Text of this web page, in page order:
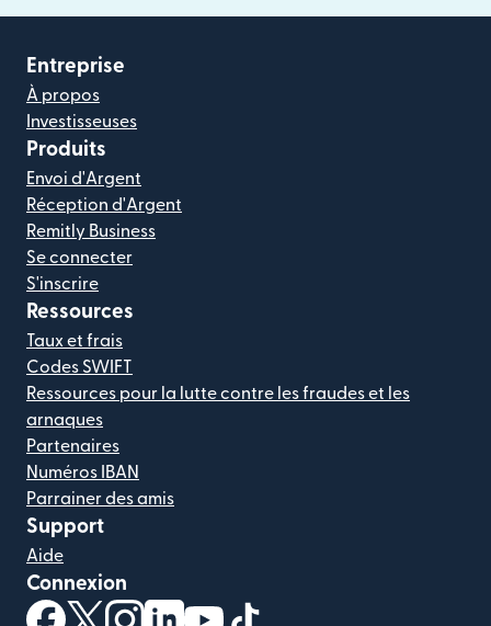
Entreprise
À propos
Investisseuses
Produits
Envoi d'Argent
Réception d'Argent
Remitly Business
Se connecter
S'inscrire
Ressources
Taux et frais
Codes SWIFT
Ressources pour la lutte contre les fraudes et les
arnaques
Partenaires
Numéros IBAN
Parrainer des amis
Support
Aide
Connexion
(s'ouvre dans une nouvelle fenêtre)
(s'ouvre dans une nouvelle fenêtre)
(s'ouvre dans une nouvelle fenêtre)
(s'ouvre dans une nouvelle fenêtre)
(s'ouvre dans une nouvelle